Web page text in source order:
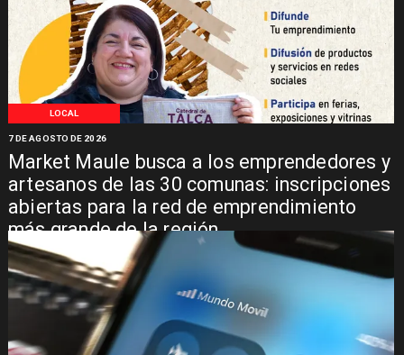
LOCAL
Market Maule busca a los emprendedores y
artesanos de las 30 comunas: inscripciones
abiertas para la red de emprendimiento
más grande de la región
7 DE AGOSTO DE 2026